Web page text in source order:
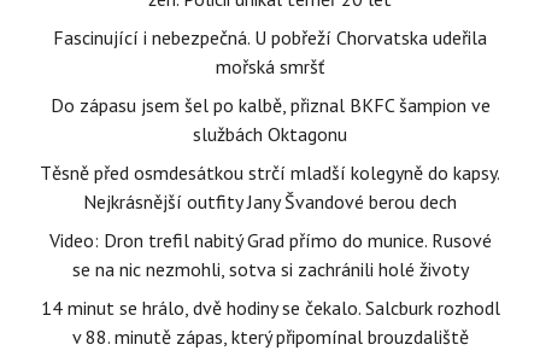
Fascinující i nebezpečná. U pobřeží Chorvatska udeřila
mořská smršť
Do zápasu jsem šel po kalbě, přiznal BKFC šampion ve
službách Oktagonu
Těsně před osmdesátkou strčí mladší kolegyně do kapsy.
Nejkrásnější outfity Jany Švandové berou dech
Video: Dron trefil nabitý Grad přímo do munice. Rusové
se na nic nezmohli, sotva si zachránili holé životy
14 minut se hrálo, dvě hodiny se čekalo. Salcburk rozhodl
v 88. minutě zápas, který připomínal brouzdaliště